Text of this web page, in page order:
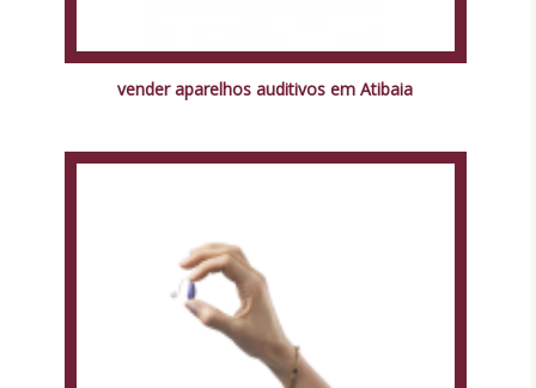
vender aparelhos auditivos em Atibaia